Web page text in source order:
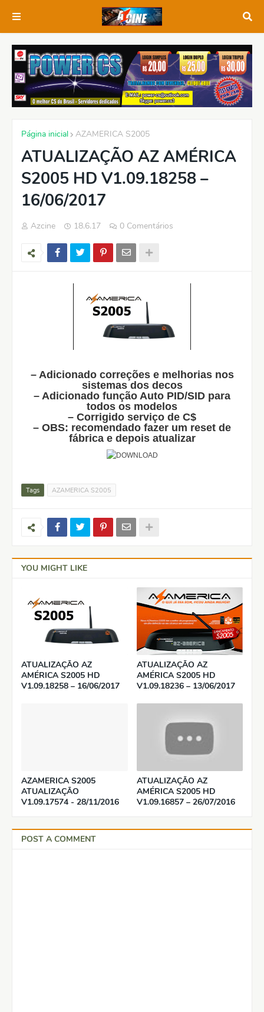
Página inicial AZAMERICA S2005
ATUALIZAÇÃO AZ AMÉRICA
S2005 HD V1.09.18258 –
16/06/2017
Azcine 18.6.17 0 Comentários
– Adicionado correções e melhorias nos
sistemas dos decos
– Adicionado função Auto PID/SID para
todos os modelos
– Corrigido serviço de C$
– OBS: recomendado fazer um reset de
fábrica e depois atualizar
Tags AZAMERICA S2005
YOU MIGHT LIKE
ATUALIZAÇÃO AZ
AMÉRICA S2005 HD
V1.09.18258 – 16/06/2017
ATUALIZAÇÃO AZ
AMÉRICA S2005 HD
V1.09.18236 – 13/06/2017
AZAMERICA S2005
ATUALIZAÇÃO
V1.09.17574 - 28/11/2016
ATUALIZAÇÃO AZ
AMÉRICA S2005 HD
V1.09.16857 – 26/07/2016
POST A COMMENT